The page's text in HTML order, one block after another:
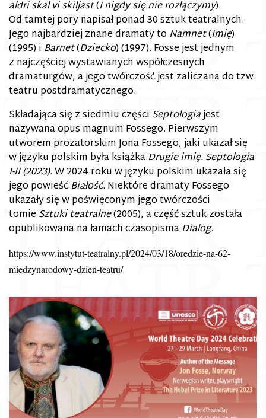
aldri skal vi skiljast(I nigdy się nie rozłączymy).
Od tamtej pory napisał ponad 30 sztuk teatralnych.
Jego najbardziej znane dramaty toNamnet(Imię)
(1995) i Barnet(Dziecko) (1997). Fosse jest jednym
z najczęściej wystawianych współczesnych
dramaturgów, a jego twórczość jest zaliczana do tzw.
teatru postdramatycznego.
Składająca się z siedmiu części Septologiajest
nazywana opus magnum Fossego. Pierwszym
utworem prozatorskim Jona Fossego, jaki ukazał się
w języku polskim była książkaDrugie imię. Septologia
I-II (2023).W 2024 roku w języku polskim ukazała się
jego powieśćBiałość. Niektóre dramaty Fossego
ukazały się w poświęconym jego twórczości
tomie Sztuki teatralne(2005), a część sztuk została
opublikowana na łamach czasopismaDialog.
https://www.instytut-teatralny.pl/2024/03/18/oredzie-na-62-
miedzynarodowy-dzien-teatru/